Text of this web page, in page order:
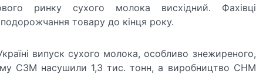
ринку сухого молока висхідний. Фахівці
товару до кінця року.
випуск сухого молока, особливо знежиреного,
СЗМ насушили 1,3 тис. тонн, а виробництво СНМ